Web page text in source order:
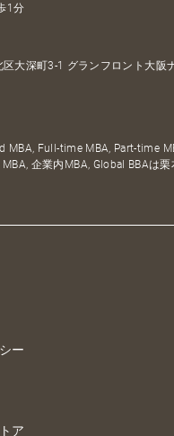
1分
大深町3-1 グランフロント大阪
MBA, Full-time MBA, Part-time
企業内MBA, Global BBAは
ー
ア